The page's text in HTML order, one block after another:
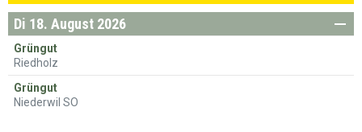
31
1 2 3 4 5 6
Di
enstag
18. August 2026
Grüngut
Riedholz
Grüngut
Niederwil SO